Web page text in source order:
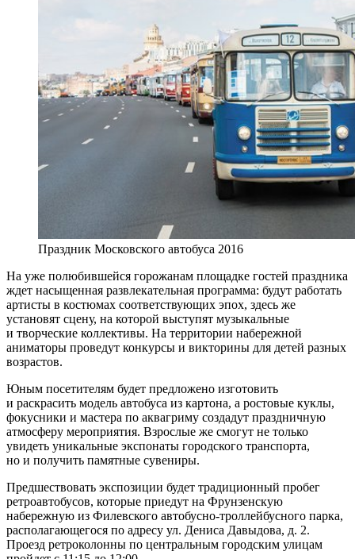
Праздник Московского автобуса 2016
На уже полюбившейся горожанам площадке гостей праздника
ждет насыщенная развлекательная программа: будут работать
артисты в костюмах соответствующих эпох, здесь же
установят сцену, на которой выступят музыкальные
и творческие коллективы. На территории набережной
аниматоры проведут конкурсы и викторины для детей разных
возрастов.
Юным посетителям будет предложено изготовить
и раскрасить модель автобуса из картона, а ростовые куклы,
фокусники и мастера по аквагриму создадут праздничную
атмосферу мероприятия. Взрослые же смогут не только
увидеть уникальные экспонаты городского транспорта,
но и получить памятные сувениры.
Предшествовать экспозиции будет традиционный пробег
ретроавтобусов, которые приедут на Фрунзенскую
набережную из Филевского автобусно-троллейбусного парка,
располагающегося по адресу ул. Дениса Давыдова, д. 2.
Проезд ретроколонны по центральным городским улицам